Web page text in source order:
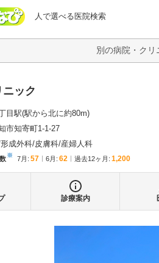
人で選べる医院検索
病院なび
ック
目駅(駅から北に約80m)
市知寄町1-1-27
形成外科 皮膚科 産婦人科
※ 7月 : 57 6月 : 62 過去12ヶ月: 1,200
診療案内